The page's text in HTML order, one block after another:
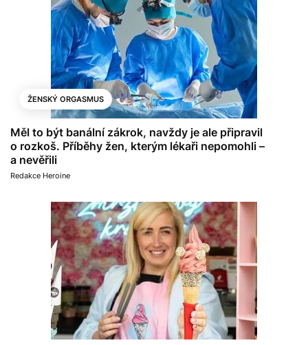
ŽENSKÝ ORGASMUS
Měl to být banální zákrok, navždy je ale připravil
o rozkoš. Příběhy žen, kterým lékaři nepomohli –
a nevěřili
Redakce Heroine